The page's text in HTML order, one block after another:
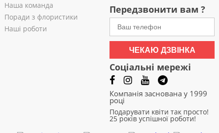
Наша команда
Поради з флористики
Наші роботи
Передзвонити вам ?
ЧЕКАЮ ДЗВІНКА
Соціальні мережі
Компанія заснована у 1999
році
Подарувати квіти так просто!
25 років успішної роботи!